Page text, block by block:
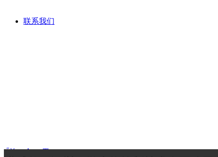
联系我们
ꄴ前一个： 无